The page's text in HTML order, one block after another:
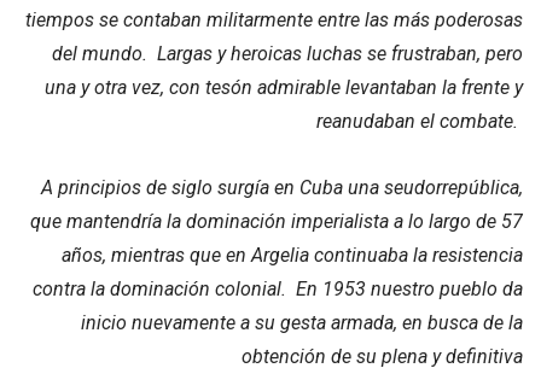
tiempos se contaban militarmente entre las más poderosas
del mundo. Largas y heroicas luchas se frustraban, pero
una y otra vez, con tesón admirable levantaban la frente y
reanudaban el combate.
A principios de siglo surgía en Cuba una seudorrepública,
que mantendría la dominación imperialista a lo largo de 57
años, mientras que en Argelia continuaba la resistencia
contra la dominación colonial. En 1953 nuestro pueblo da
inicio nuevamente a su gesta armada, en busca de la
obtención de su plena y definitiva